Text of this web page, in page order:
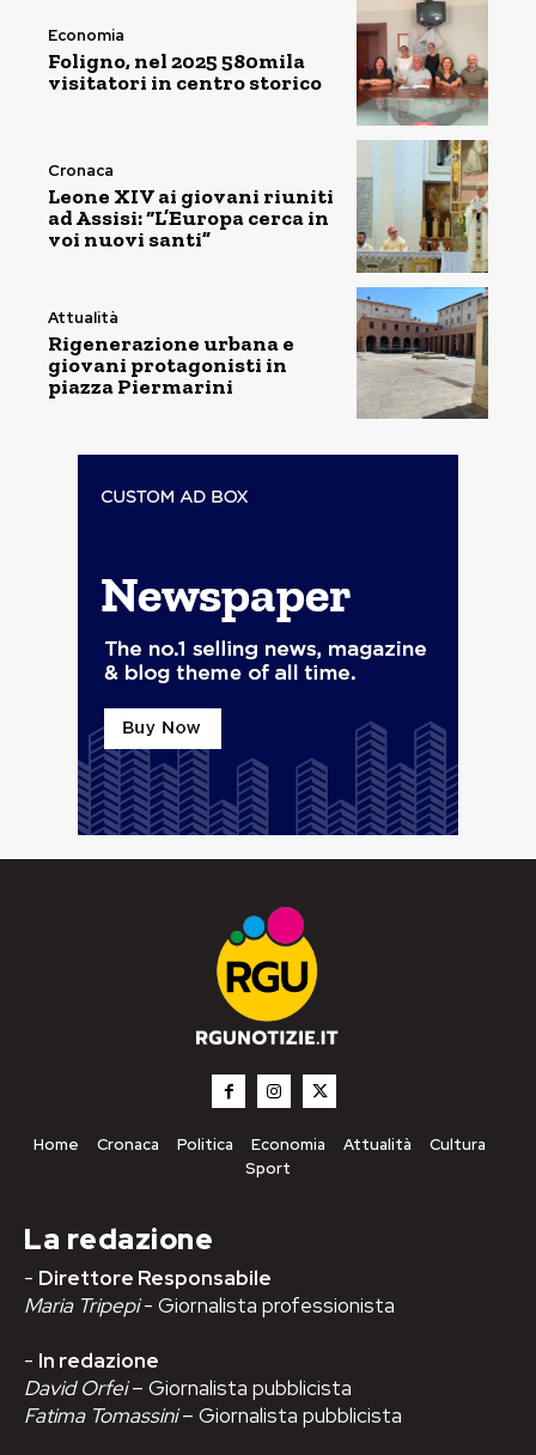
Economia
Foligno, nel 2025 580mila
visitatori in centro storico
Cronaca
Leone XIV ai giovani riuniti
ad Assisi: “L’Europa cerca in
voi nuovi santi”
Attualità
Rigenerazione urbana e
giovani protagonisti in
piazza Piermarini
Home Cronaca Politica Economia Attualità
Cultura
Sport
La redazione
- Direttore Responsabile
Maria Tripepi- Giornalista professionista
- In redazione
David Orfei– Giornalista pubblicista
Fatima Tomassini– Giornalista pubblicista